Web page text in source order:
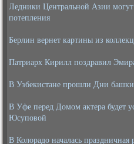
Ледники Центральной Азии могут
потепления
Берлин вернет картины из
Патриарх Кирилл поздравил
В Узбекистане прошли Дни
В Уфе перед Домом актера будет
Юсуповой
В Колорадо началась